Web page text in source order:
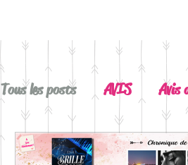
Tous les posts AVIS Avis
A Lire Belle Découverte